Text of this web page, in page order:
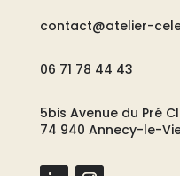
contact@atelier-
06 71 78 44 43
5bis Avenue du Pré
74 940 Annecy-le-